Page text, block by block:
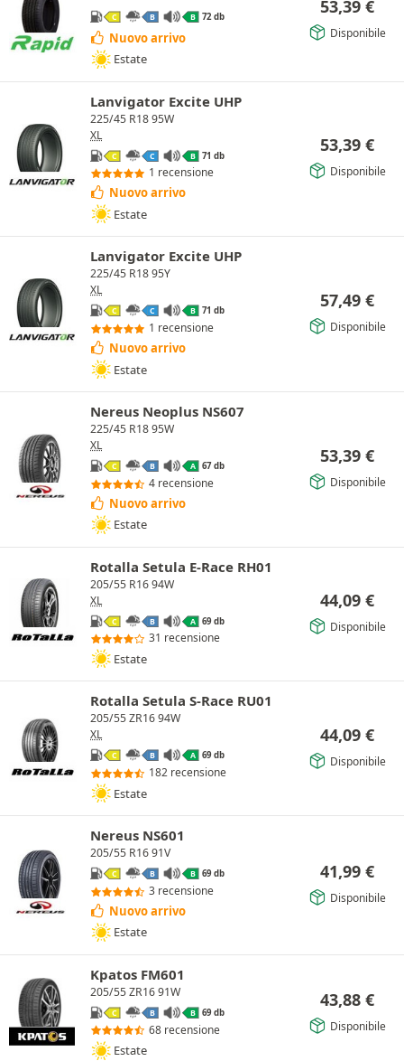
C B B 72 db
Nuovo arrivo
Estate
53,39 €
Disponibile
Lanvigator Excite UHP
225/45 R18 95W
XL
C C B 71 db
1 recensione
Nuovo arrivo
Estate
53,39 €
Disponibile
Lanvigator Excite UHP
225/45 R18 95Y
XL
C C B 71 db
1 recensione
Nuovo arrivo
Estate
57,49 €
Disponibile
Nereus Neoplus NS607
225/45 R18 95W
XL
C B A 67 db
4 recensione
Nuovo arrivo
Estate
53,39 €
Disponibile
Rotalla Setula E-Race RH01
205/55 R16 94W
XL
C B A 69 db
31 recensione
Estate
44,09 €
Disponibile
Rotalla Setula S-Race RU01
205/55 ZR16 94W
XL
C B A 69 db
182 recensione
Estate
44,09 €
Disponibile
Nereus NS601
205/55 R16 91V
C B B 69 db
3 recensione
Nuovo arrivo
Estate
41,99 €
Disponibile
Kpatos FM601
205/55 ZR16 91W
C B B 69 db
68 recensione
Estate
43,88 €
Disponibile